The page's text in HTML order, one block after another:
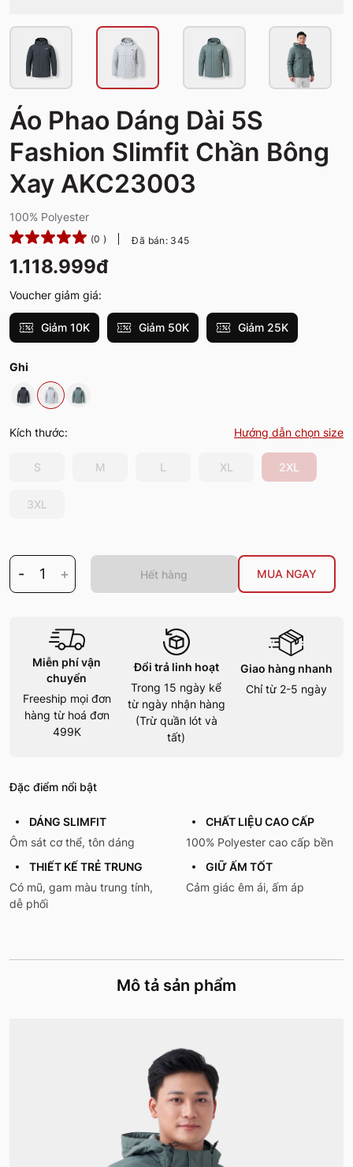
Áo Phao Dáng Dài 5S
Fashion Slimfit Chần Bông
Xay AKC23003
100% Polyester
(0 ) Đã bán: 345
1.118.999đ
Voucher giảm giá:
Giảm 10K Giảm 50K Giảm 25K
Ghi
Kích thước: Hướng dẫn chọn size
S M L XL 2XL
3XL
- 1 + Hết hàng MUA NGAY
Miễn phí vận
chuyển
Freeship mọi đơn
hàng từ hoá đơn
499K
Đổi trả linh hoạt
Trong 15 ngày kể
từ ngày nhận hàng
(Trừ quần lót và
tất)
Giao hàng nhanh
Chỉ từ 2-5 ngày
Đặc điểm nổi bật
DÁNG SLIMFIT
Ôm sát cơ thể, tôn dáng
CHẤT LIỆU CAO CẤP
100% Polyester cao cấp bền
THIẾT KẾ TRẺ TRUNG
Có mũ, gam màu trung tính,
dễ phối
GIỮ ẤM TỐT
Cảm giác êm ái, ấm áp
Mô tả sản phẩm